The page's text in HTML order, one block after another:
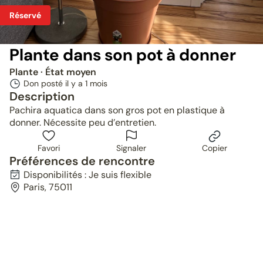
Réservé
Plante dans son pot à donner
Plante· État moyen
Don posté il y a 1 mois
Description
Pachira aquatica dans son gros pot en plastique à
donner. Nécessite peu d’entretien.
Favori Signaler Copier
Préférences de rencontre
Disponibilités : Je suis flexible
Paris, 75011